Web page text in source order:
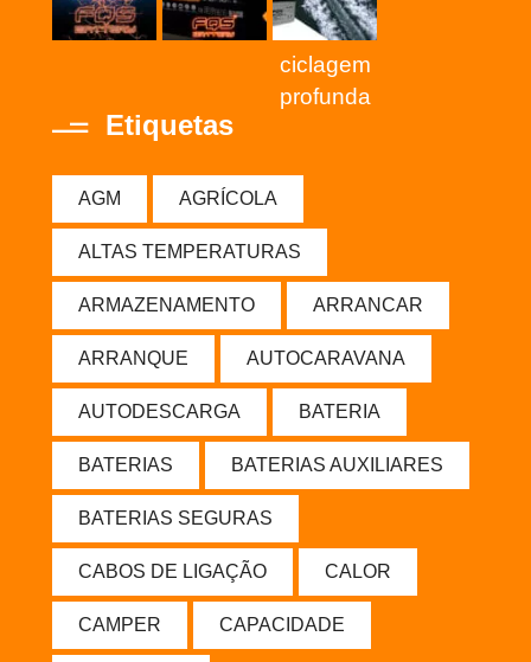
ciclagem
profunda
Etiquetas
AGM AGRÍCOLA
ALTAS TEMPERATURAS
ARMAZENAMENTO ARRANCAR
ARRANQUE AUTOCARAVANA
AUTODESCARGA BATERIA
BATERIAS BATERIAS AUXILIARES
BATERIAS SEGURAS
CABOS DE LIGAÇÃO CALOR
CAMPER CAPACIDADE